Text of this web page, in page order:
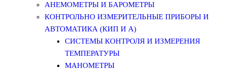
АНЕМОМЕТРЫ И БАРОМЕТРЫ
КОНТРОЛЬНО ИЗМЕРИТЕЛЬНЫЕ ПРИБОРЫ И
АВТОМАТИКА (КИП И А)
СИСТЕМЫ КОНТРОЛЯ И ИЗМЕРЕНИЯ
ТЕМПЕРАТУРЫ
МАНОМЕТРЫ